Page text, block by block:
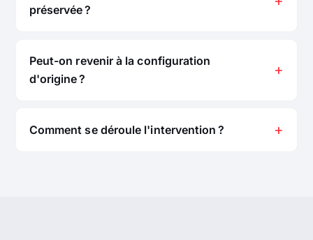
préservée ?
Peut-on revenir à la configuration
d'origine ?
Comment se déroule l'intervention ?